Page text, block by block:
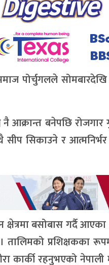
पोर्चुगलले सोमबारदेखि
आक्रान्त बनेपछि
सिकाउने र
क्षेत्रमा बसोबास गर्दै
प्रशिक्षकका
कार्की रहनुभएको